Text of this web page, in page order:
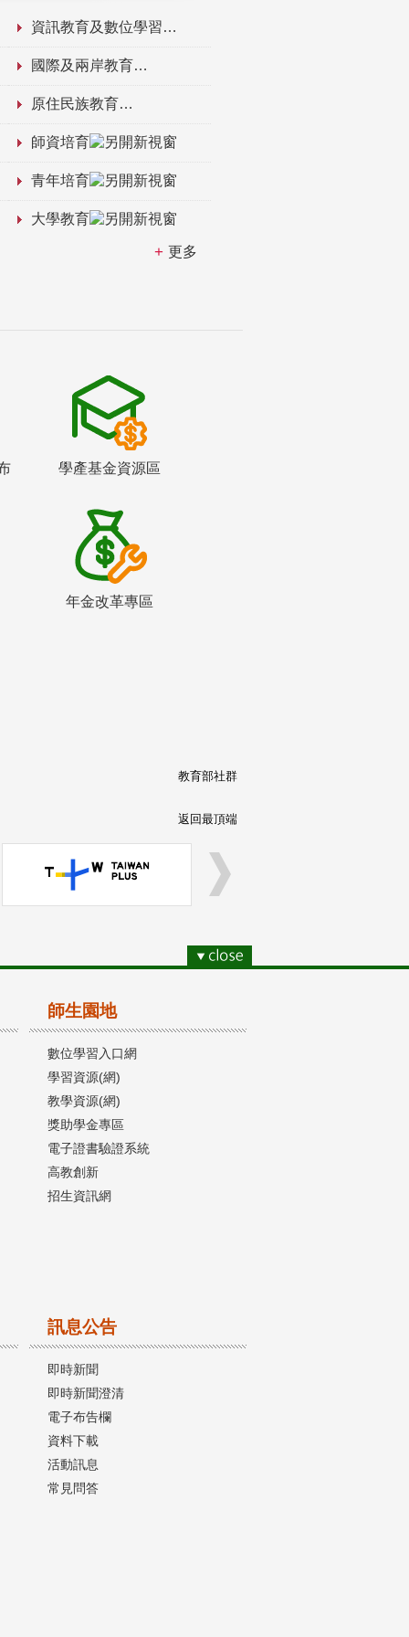
資訊教育及數位學習
國際及兩岸教育
原住民族教育
師資培育
青年培育
大學教育
更多
學產基金資源區
年金改革專區
教育部社群
返回最頂端
師生園地
數位學習入口網
學習資源(網)
教學資源(網)
獎助學金專區
電子證書驗證系統
高教創新
招生資訊網
訊息公告
即時新聞
即時新聞澄清
電子布告欄
資料下載
活動訊息
常見問答